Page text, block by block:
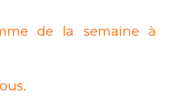
de la semaine à